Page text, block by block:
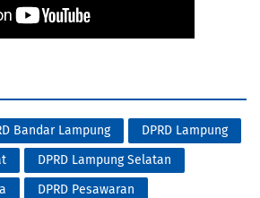
Bandar Lampung
DPRD Lampung
DPRD Lampung Selatan
DPRD Pesawaran